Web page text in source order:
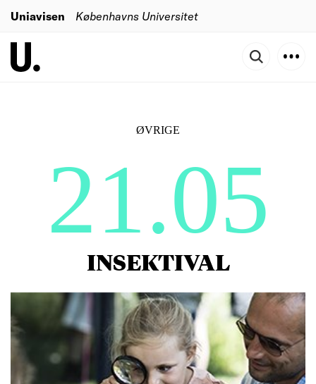
Uniavisen Københavns Universitet
ØVRIGE
21.05
INSEKTIVAL